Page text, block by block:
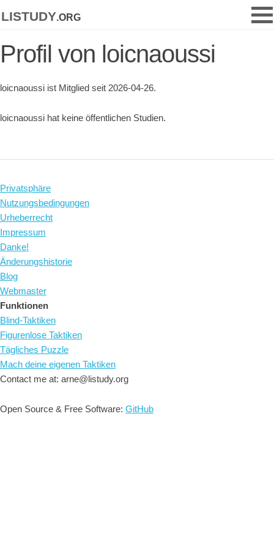
listudy.org
Profil von loicnaoussi
loicnaoussi ist Mitglied seit 2026-04-26.
loicnaoussi hat keine öffentlichen Studien.
Privatsphäre
Nutzungsbedingungen
Urheberrecht
Impressum
Danke!
Änderungshistorie
Blog
Webmaster
Funktionen
Blind-Taktiken
Figurenlose Taktiken
Tägliches Puzzle
Mach deine eigenen Taktiken
Contact me at: arne@listudy.org
Open Source & Free Software: GitHub